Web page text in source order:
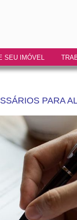
SEU IMÓVEL
PARA